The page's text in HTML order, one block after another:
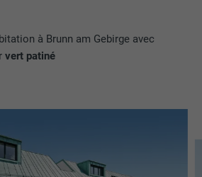
à Brunn am Gebirge avec
vert patiné